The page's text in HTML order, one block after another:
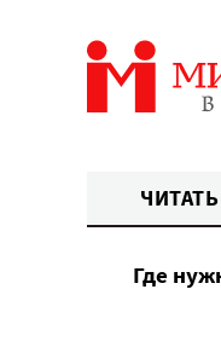
ЧИТАТЬ
Где